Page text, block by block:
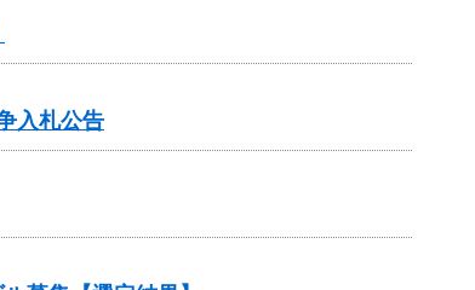
入札公告